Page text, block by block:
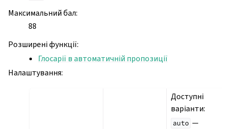
Максимальний бал:
88
Розширені функції:
Глосарії в автоматичній пропозиції
Налаштування:
Доступні
варіанти:
auto —